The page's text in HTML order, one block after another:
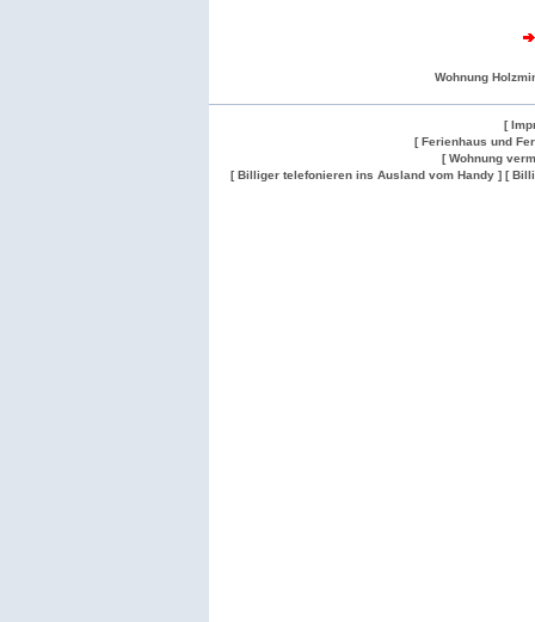
Wohnung
[
[ Ferienhaus und
[ Wohnung
[ Billiger telefonieren ins Ausland vom Handy ] [